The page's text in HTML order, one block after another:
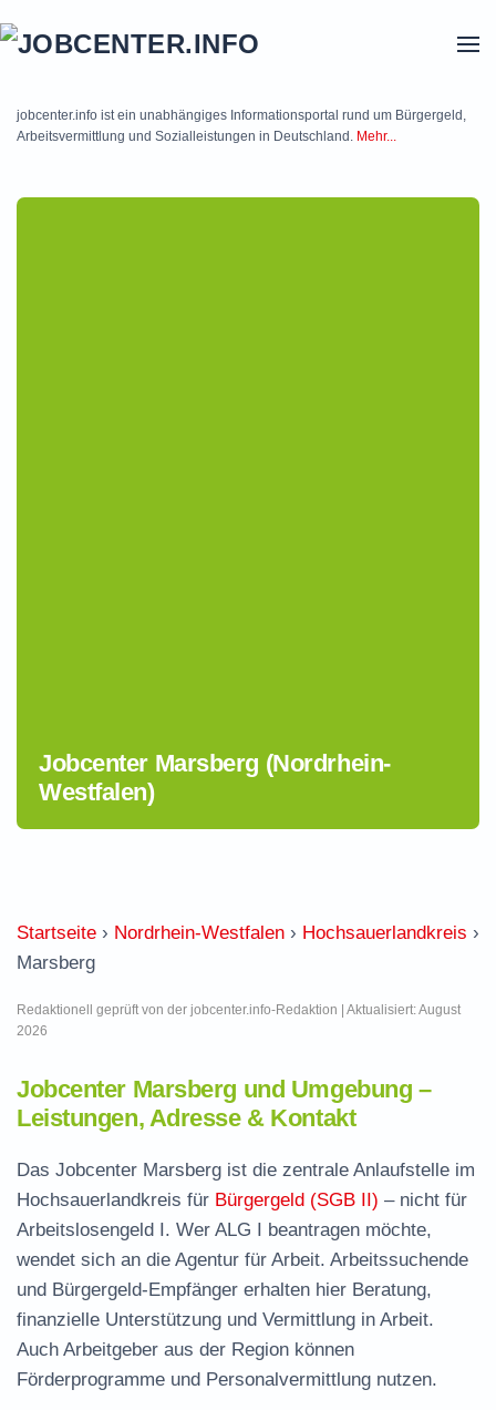
jobcenter.info ist ein unabhängiges Informationsportal rund um Bürgergeld,
Arbeitsvermittlung und Sozialleistungen in Deutschland. Mehr...
Jobcenter Marsberg (Nordrhein-
Westfalen)
Startseite › Nordrhein-Westfalen › Hochsauerlandkreis ›
Marsberg
Redaktionell geprüft von der jobcenter.info-Redaktion | Aktualisiert: August
2026
Jobcenter Marsberg und Umgebung –
Leistungen, Adresse & Kontakt
Das Jobcenter Marsberg ist die zentrale Anlaufstelle im
Hochsauerlandkreis für Bürgergeld (SGB II) – nicht für
Arbeitslosengeld I. Wer ALG I beantragen möchte,
wendet sich an die Agentur für Arbeit. Arbeitssuchende
und Bürgergeld-Empfänger erhalten hier Beratung,
finanzielle Unterstützung und Vermittlung in Arbeit.
Auch Arbeitgeber aus der Region können
Förderprogramme und Personalvermittlung nutzen.